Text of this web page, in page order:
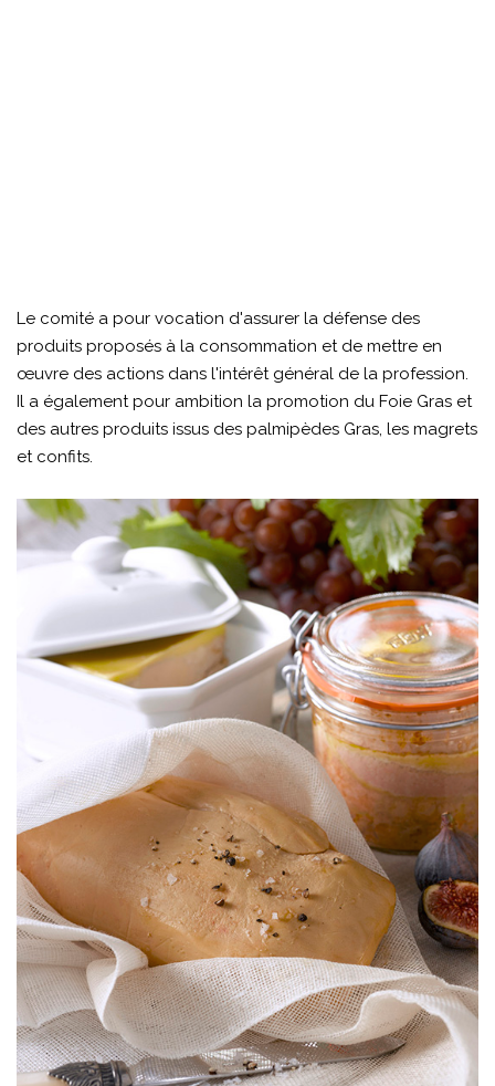
Le comité a pour vocation d'assurer la défense des
produits proposés à la consommation et de mettre en
œuvre des actions dans l'intérêt général de la profession.
Il a également pour ambition la promotion du Foie Gras et
des autres produits issus des palmipèdes Gras, les magrets
et confits.